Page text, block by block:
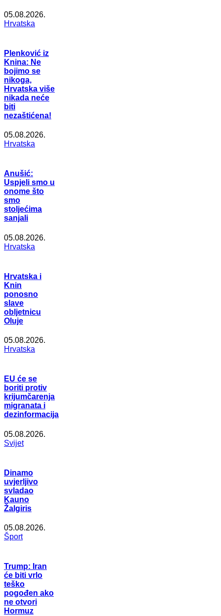
05.08.2026.
Hrvatska
Plenković iz
Knina: Ne
bojimo se
nikoga,
Hrvatska više
nikada neće
biti
nezaštićena!
05.08.2026.
Hrvatska
Anušić:
Uspjeli smo u
onome što
smo
stoljećima
sanjali
05.08.2026.
Hrvatska
Hrvatska i
Knin
ponosno
slave
obljetnicu
Oluje
05.08.2026.
Hrvatska
EU će se
boriti protiv
krijumčarenja
migranata i
dezinformacija
05.08.2026.
Svijet
Dinamo
uvjerljivo
svladao
Kauno
Žalgiris
05.08.2026.
Šport
Trump: Iran
će biti vrlo
teško
pogođen ako
ne otvori
Hormuz